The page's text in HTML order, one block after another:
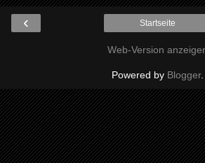
‹ Startseite
Web-Version
Powered by Blogger.